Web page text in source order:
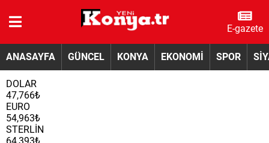
E-gazete
ANASAYFA GÜNCEL KONYA EKONOMİ SPOR
DOLAR
47,766₺
EURO
54,963₺
STERLİN